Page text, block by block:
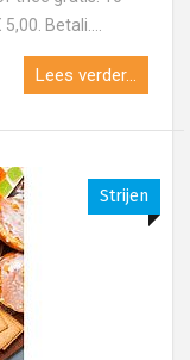
Betali....
Lees verder...
Strijen